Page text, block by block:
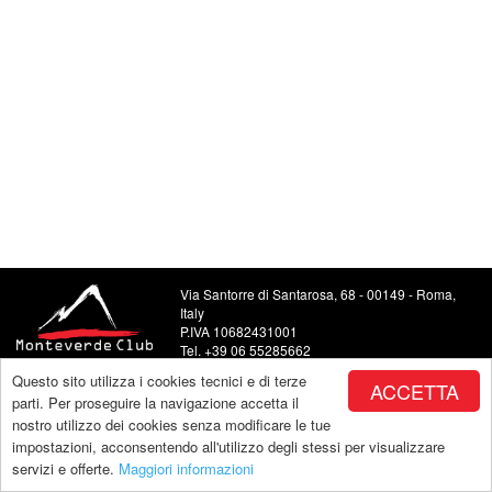
ACCETTA
Questo sito utilizza i cookies tecnici e di terze
parti. Per proseguire la navigazione accetta il
nostro utilizzo dei cookies senza modificare le tue
impostazioni, acconsentendo all'utilizzo degli stessi per visualizzare
servizi e offerte. Maggiori informazioni
Via Santorre di Santarosa, 68 - 00149 - Roma,
Italy
P.IVA 10682431001
Tel. +39 06 55285662
Food and Beverage +39 06 5504443
E-mail: info@monteverdeclub.it
Copyright by Monteverde |powered by Makeitapp